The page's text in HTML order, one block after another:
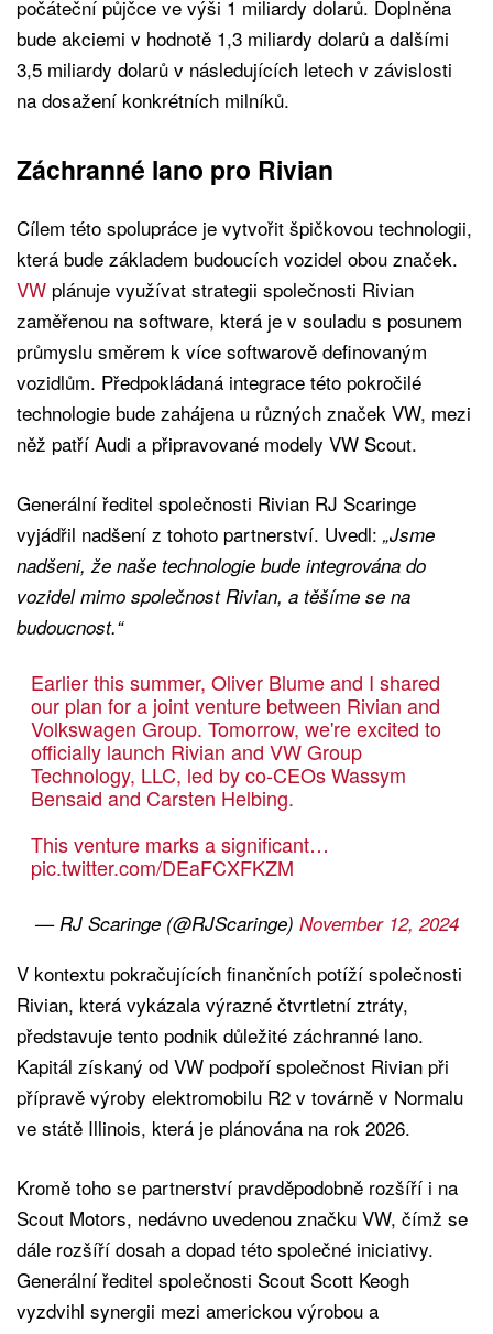
počáteční půjčce ve výši 1 miliardy dolarů. Doplněna
bude akciemi v hodnotě 1,3 miliardy dolarů a dalšími
3,5 miliardy dolarů v následujících letech v závislosti
na dosažení konkrétních milníků.
Záchranné lano pro Rivian
Cílem této spolupráce je vytvořit špičkovou technologii,
která bude základem budoucích vozidel obou značek.
VW plánuje využívat strategii společnosti Rivian
zaměřenou na software, která je v souladu s posunem
průmyslu směrem k více softwarově definovaným
vozidlům. Předpokládaná integrace této pokročilé
technologie bude zahájena u různých značek VW, mezi
něž patří Audi a připravované modely VW Scout.
Generální ředitel společnosti Rivian RJ Scaringe
vyjádřil nadšení z tohoto partnerství. Uvedl: „Jsme
nadšeni, že naše technologie bude integrována do
vozidel mimo společnost Rivian, a těšíme se na
budoucnost.“
Earlier this summer, Oliver Blume and I shared
our plan for a joint venture between Rivian and
Volkswagen Group. Tomorrow, we're excited to
officially launch Rivian and VW Group
Technology, LLC, led by co-CEOs Wassym
Bensaid and Carsten Helbing.
This venture marks a significant…
pic.twitter.com/DEaFCXFKZM
— RJ Scaringe (@RJScaringe) November 12, 2024
V kontextu pokračujících finančních potíží společnosti
Rivian, která vykázala výrazné čtvrtletní ztráty,
představuje tento podnik důležité záchranné lano.
Kapitál získaný od VW podpoří společnost Rivian při
přípravě výroby elektromobilu R2 v továrně v Normalu
ve státě Illinois, která je plánována na rok 2026.
Kromě toho se partnerství pravděpodobně rozšíří i na
Scout Motors, nedávno uvedenou značku VW, čímž se
dále rozšíří dosah a dopad této společné iniciativy.
Generální ředitel společnosti Scout Scott Keogh
vyzdvihl synergii mezi americkou výrobou a